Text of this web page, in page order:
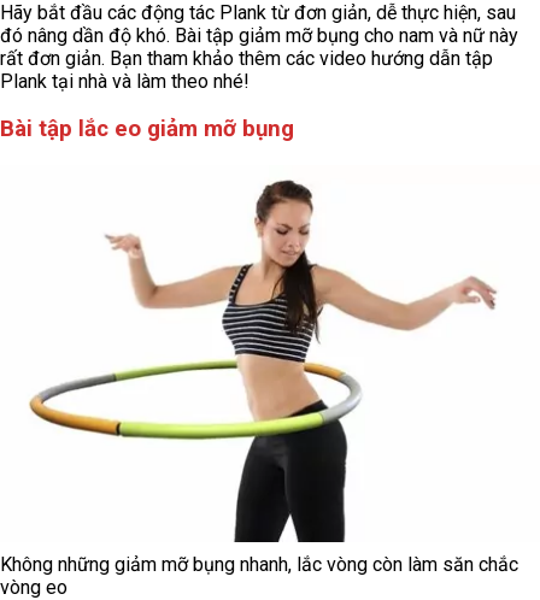
Hãy bắt đầu các động tác Plank từ đơn giản, dễ thực hiện, sau
đó nâng dần độ khó. Bài tập giảm mỡ bụng cho nam và nữ này
rất đơn giản. Bạn tham khảo thêm các video hướng dẫn tập
Plank tại nhà và làm theo nhé!
Bài tập lắc eo giảm mỡ bụng
Không những giảm mỡ bụng nhanh, lắc vòng còn làm săn chắc
vòng eo